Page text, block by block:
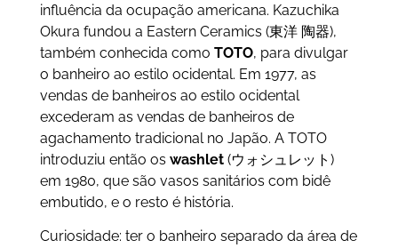
influência da ocupação americana. Kazuchika
Okura fundou a Eastern Ceramics (東洋 陶器),
também conhecida como TOTO, para divulgar
o banheiro ao estilo ocidental. Em 1977, as
vendas de banheiros ao estilo ocidental
excederam as vendas de banheiros de
agachamento tradicional no Japão. A TOTO
introduziu então os washlet(ウォシュレット)
em 1980, que são vasos sanitários com bidê
embutido, e o resto é história.
Curiosidade: ter o banheiro separado da área de